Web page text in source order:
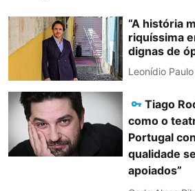
“A história
riquíssima
dignas de
Leonídio
Tiago
como o
Portugal
qualidade
apoiados”